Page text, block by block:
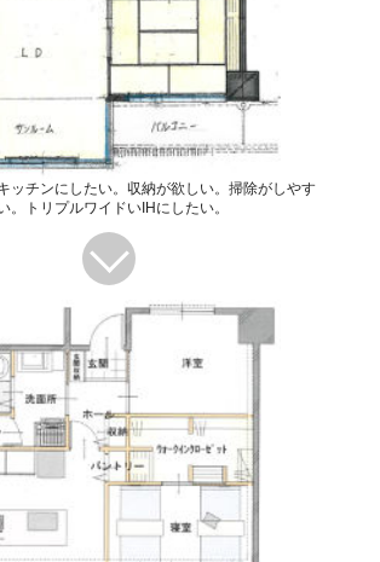
ッチンにしたい。収納が欲しい。掃除がしやす
。トリプルワイドいIHにしたい。